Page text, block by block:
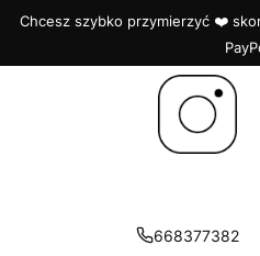
Chcesz szybko przymierzyć ❤️
668377382